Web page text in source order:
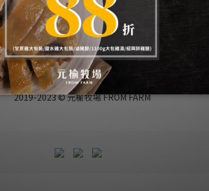
2019-2023 © 元榆牧場 FROM FARM